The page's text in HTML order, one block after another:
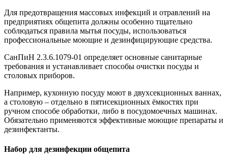
Для предотвращения массовых инфекций и отравлений на
предприятиях общепита должны особенно тщательно
соблюдаться правила мытья посуды, использоваться
профессиональные моющие и дезинфицирующие средства.
СанПиН 2.3.6.1079-01 определяет основные санитарные
требования и устанавливает способы очистки посуды и
столовых приборов.
Например, кухонную посуду моют в двухсекционных ваннах,
а столовую – отдельно в пятисекционных ёмкостях при
ручном способе обработки, либо в посудомоечных машинах.
Обязательно применяются эффективные моющие препараты и
дезинфектанты.
Набор для дезинфекции общепита